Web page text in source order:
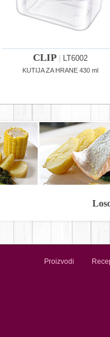
CLIP LT6002
KUTIJA ZA HRANE 430 ml
Proizvodi